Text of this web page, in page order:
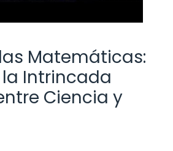
Matemáticas:
Intrincada
Ciencia y